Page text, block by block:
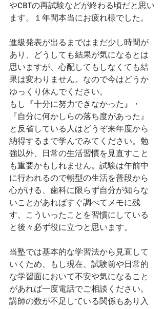
やCBTの再試験などが終わる頃だと思い
ます。１年間本当にお疲れ様でした。
進級発表が出るまではまだ少し時間が
あり、どうしても結果が気になるとは
思いますが、心配してもしなくても結
果は変わりません。なので今はどうか
ゆっくり休んでください。
もし『十分に努力できなかった』・
『自分に何かしらの落ち度があった』
と反省している人はどうぞ来年度から
納得するまで学んでみてください。勉
強以外、日常の生活習慣を見直すこと
も重要かもしれません。試験は午前中
に行われるので朝型の生活を普段から
心がける、歯科に限らず自分が知らな
いことがあればすぐ調べてメモに残
す、こういったことを習慣にしている
と後々必ず役に立つと思います。
当塾では基本的な学習法から見直して
いくため、もし現在、試験前や日常的
な学習面において不安や気になること
があれば一度電話でご相談ください。
講師の数が不足している関係もあり入